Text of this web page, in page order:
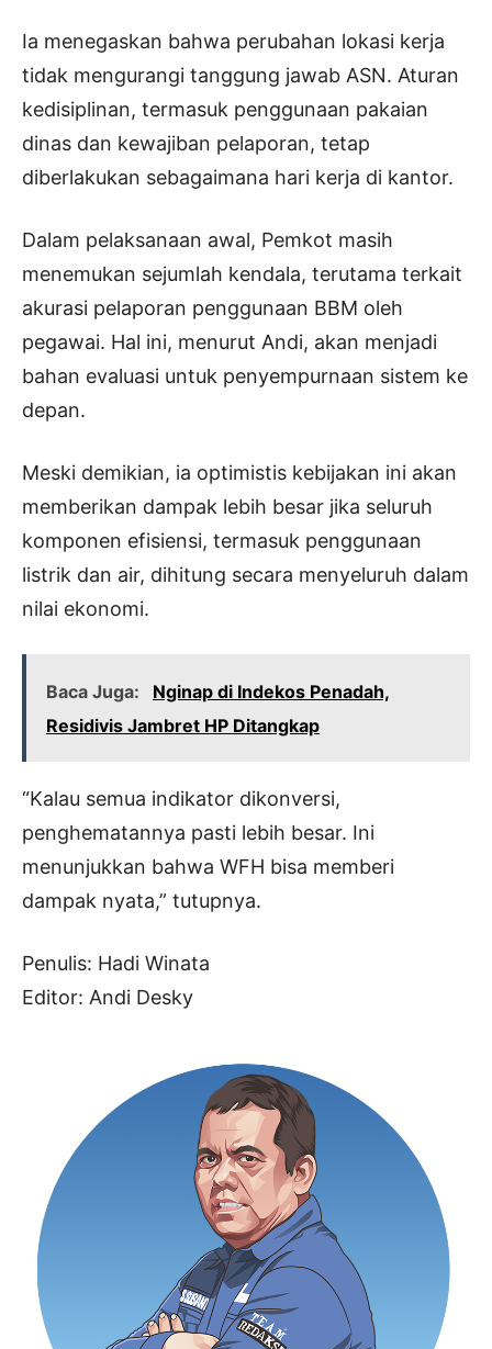
Ia menegaskan bahwa perubahan lokasi kerja
tidak mengurangi tanggung jawab ASN. Aturan
kedisiplinan, termasuk penggunaan pakaian
dinas dan kewajiban pelaporan, tetap
diberlakukan sebagaimana hari kerja di kantor.
Dalam pelaksanaan awal, Pemkot masih
menemukan sejumlah kendala, terutama terkait
akurasi pelaporan penggunaan BBM oleh
pegawai. Hal ini, menurut Andi, akan menjadi
bahan evaluasi untuk penyempurnaan sistem ke
depan.
Meski demikian, ia optimistis kebijakan ini akan
memberikan dampak lebih besar jika seluruh
komponen efisiensi, termasuk penggunaan
listrik dan air, dihitung secara menyeluruh dalam
nilai ekonomi.
Baca Juga:
Nginap di Indekos Penadah,
Residivis Jambret HP Ditangkap
“Kalau semua indikator dikonversi,
penghematannya pasti lebih besar. Ini
menunjukkan bahwa WFH bisa memberi
dampak nyata,” tutupnya.
Penulis: Hadi Winata
Editor: Andi Desky